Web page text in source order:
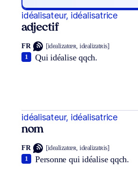
idéalisateur, idéalisatrice
adjectif
FR [idealizatœʀ, idealizatʀis]
Qui idéalise qqch.
1
idéalisateur, idéalisatrice
nom
FR [idealizatœʀ, idealizatʀis]
Personne qui idéalise qqch.
1